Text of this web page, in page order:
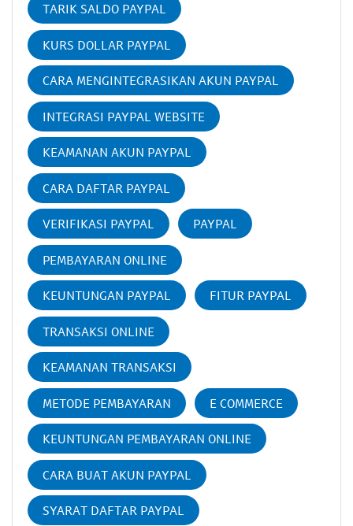
TARIK SALDO PAYPAL
KURS DOLLAR PAYPAL
CARA MENGINTEGRASIKAN AKUN PAYPAL
INTEGRASI PAYPAL WEBSITE
KEAMANAN AKUN PAYPAL
CARA DAFTAR PAYPAL
VERIFIKASI PAYPAL PAYPAL
PEMBAYARAN ONLINE
KEUNTUNGAN PAYPAL FITUR PAYPAL
TRANSAKSI ONLINE
KEAMANAN TRANSAKSI
METODE PEMBAYARAN E COMMERCE
KEUNTUNGAN PEMBAYARAN ONLINE
CARA BUAT AKUN PAYPAL
SYARAT DAFTAR PAYPAL